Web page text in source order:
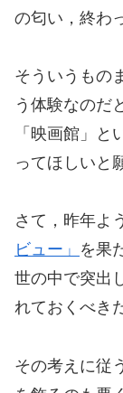
の匂い，終わ
そういうもの
う体験なのだ
「映画館」
ってほしいと
さて，昨年よ
ビュー」 を果
世の中で突出
れておくべき
その考えに従